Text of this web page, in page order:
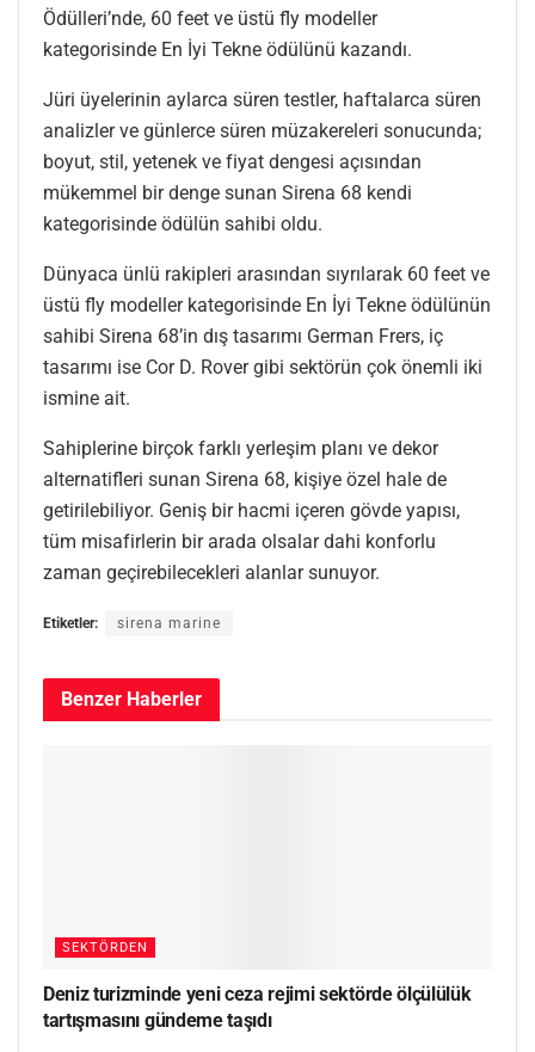
Ödülleri’nde, 60 feet ve üstü fly modeller
kategorisinde En İyi Tekne ödülünü kazandı.
Jüri üyelerinin aylarca süren testler, haftalarca süren
analizler ve günlerce süren müzakereleri sonucunda;
boyut, stil, yetenek ve fiyat dengesi açısından
mükemmel bir denge sunan Sirena 68 kendi
kategorisinde ödülün sahibi oldu.
Dünyaca ünlü rakipleri arasından sıyrılarak 60 feet ve
üstü fly modeller kategorisinde En İyi Tekne ödülünün
sahibi Sirena 68’in dış tasarımı German Frers, iç
tasarımı ise Cor D. Rover gibi sektörün çok önemli iki
ismine ait.
Sahiplerine birçok farklı yerleşim planı ve dekor
alternatifleri sunan Sirena 68, kişiye özel hale de
getirilebiliyor. Geniş bir hacmi içeren gövde yapısı,
tüm misafirlerin bir arada olsalar dahi konforlu
zaman geçirebilecekleri alanlar sunuyor.
Etiketler: sirena marine
Benzer Haberler
SEKTÖRDEN
Deniz turizminde yeni ceza rejimi sektörde ölçülülük
tartışmasını gündeme taşıdı